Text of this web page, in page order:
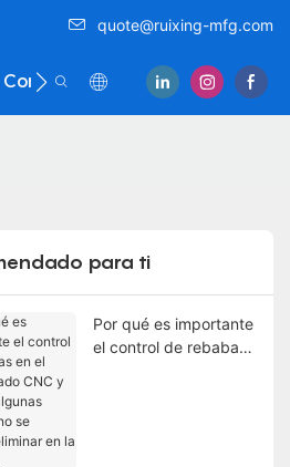
quote@ruixing-mfg.com
Contáctenos
para ti
Por qué es importante
el control de rebabas